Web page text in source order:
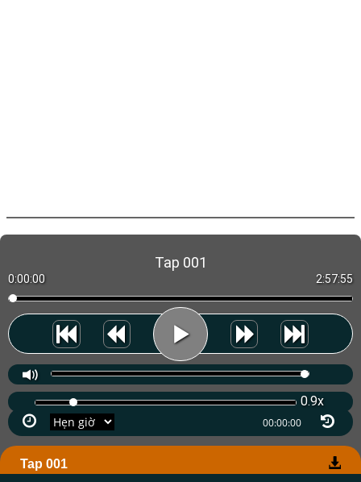
Tap 001
0:00:00 2:57:55
0.9x
Tap 001